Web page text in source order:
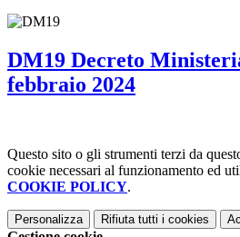
DM19 Decreto
febbraio 2024
Questo sito o gli strumenti terzi da
cookie necessari al funzionamento ed
COOKIE POLICY.
Personalizza Rifiuta tutti i cookies